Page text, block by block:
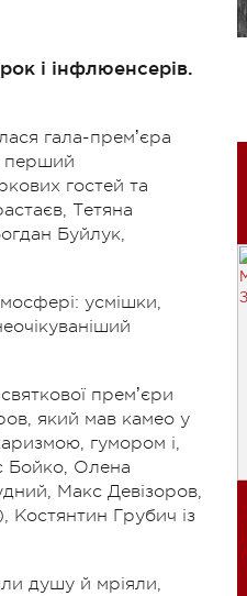
і інфлюенсерів.
гала-премʼєра
перший
гостей та
Тетяна
Буйлук,
усмішки,
премʼєри
який мав камео у
гумором і,
Бойко, Олена
Макс Девізоров,
Грубич із
душу й мріяли,